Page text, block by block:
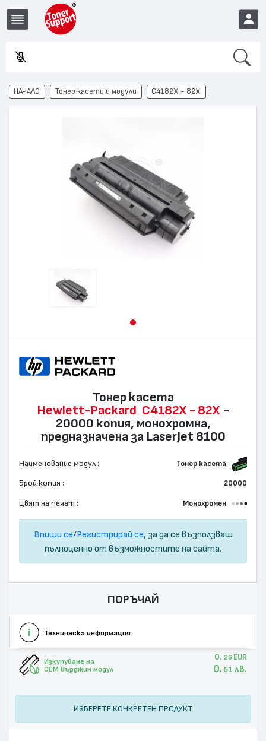
EUR
НАЧАЛО Тонер касети и модули C4182X - 82X
Тонер касета
Hewlett-Packard C4182X - 82X -
20000 копия, монохромна,
предназначена за LaserJet 8100
Наименование модул : Тонер касета
Брой копия : 20000
Цвят на печат : Монохромен
Впиши се/Регистрирай се, за да се възползваш
пълноценно от възможностите на сайта.
ПОРЪЧАЙ
Техническа информация
Изкупуване на
OEM върджин модул
0. 26 EUR
0. 51 лв.
ИЗБЕРЕТЕ КОНКРЕТЕН ПРОДУКТ